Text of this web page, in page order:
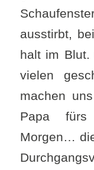
ausstirbt,
halt im Blut.
vielen
machen
Papa fürs
Morgen…